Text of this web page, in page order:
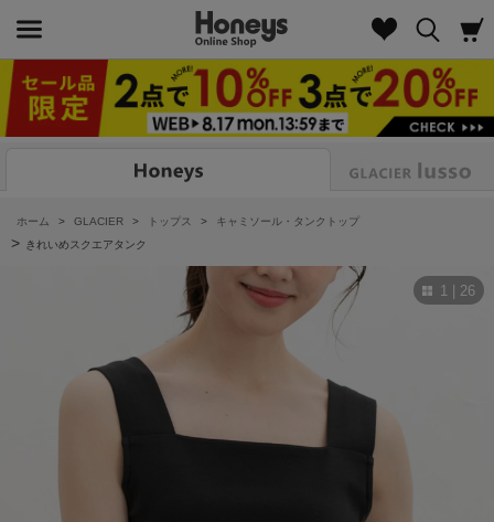
ホーム > GLACIER > トップス > キャミソール・タンクトップ
> きれいめスクエアタンク
1 | 26